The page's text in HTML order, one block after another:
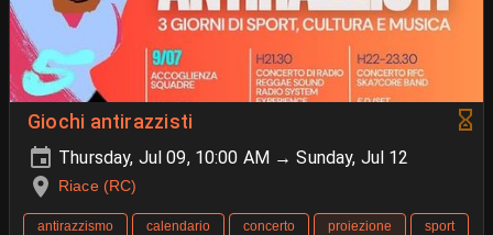
Giochi antirazzisti
Thursday, Jul 09, 10:00 AM → Sunday, Jul 12
Riace (RC)
antirazzismo calendario concerto proiezione sport